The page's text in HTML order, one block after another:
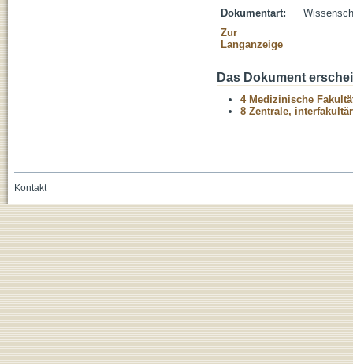
Dokumentart:
Zur
Langanzeige
Das Dokument
4 Medizinische
8 Zentrale,
Kontakt